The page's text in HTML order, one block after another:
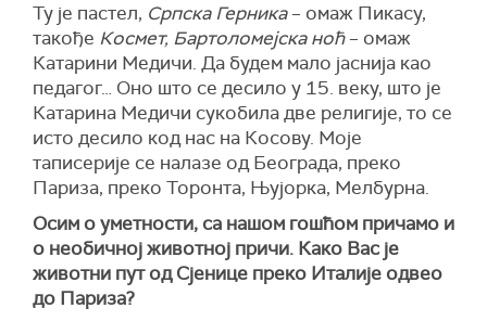
Ту је пастел, Српска Герника– омаж Пикасу,
такође Космет, Бартоломејска ноћ– омаж
Катарини Медичи. Да будем мало јаснија као
педагог… Оно што се десило у 15. веку, што је
Катарина Медичи сукобила две религије, то се
исто десило код нас на Косову. Моје
таписерије се налазе од Београда, преко
Париза, преко Торонта, Њујорка, Мелбурна.
Осим о уметности, са нашом гошћом причамо и
о необичној животној причи. Како Вас је
животни пут од Сјенице преко Италије одвео
до Париза?